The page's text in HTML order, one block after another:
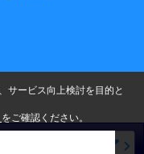
サービス向上検討を目的と
をご確認ください。